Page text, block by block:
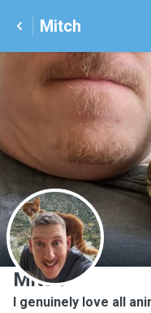
Mitch
M
Mitch
I genuinely love all